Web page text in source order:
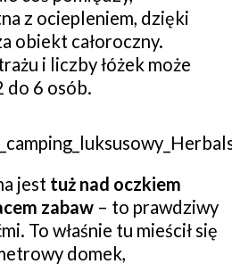
z ociepleniem, dzięki
obiekt całoroczny.
i liczby łóżek może
do 6 osób.
jest tuż nad oczkiem
zabaw – to prawdziwy
To właśnie tu mieścił się
domek,